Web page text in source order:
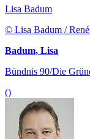
Lisa Badum
© Lisa Badum /
Badum, Lisa
Bündnis 90/Die
()